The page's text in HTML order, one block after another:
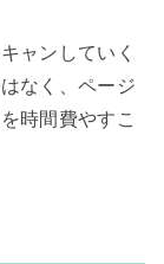
ャンしていく
なく、ページ
時間費やすこ